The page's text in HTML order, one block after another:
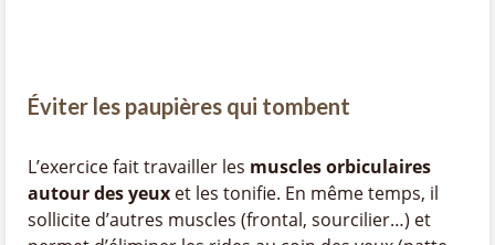
Éviter les paupières qui tombent
L’exercice fait travailler les muscles orbiculaires
autour des yeux et les tonifie. En même temps, il
sollicite d’autres muscles (frontal, sourcilier…) et